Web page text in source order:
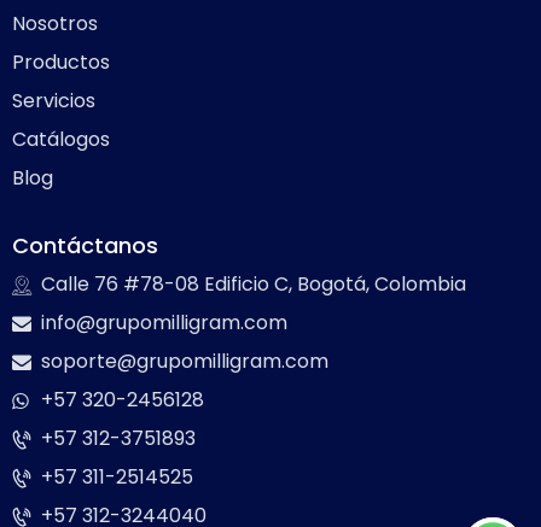
Nosotros
Productos
Servicios
Catálogos
Blog
Contáctanos
Calle 76 #78-08 Edificio C, Bogotá, Colombia
info@grupomilligram.com
soporte@grupomilligram.com
+57 320-2456128
+57 312-3751893
+57 311-2514525
+57 312-3244040